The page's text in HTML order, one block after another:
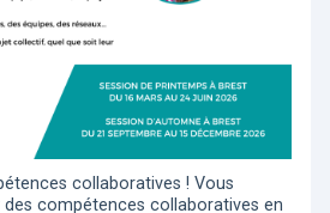
collaboratives ! Vous
compétences collaboratives en